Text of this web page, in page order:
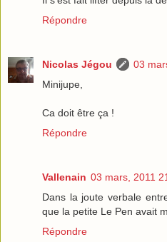
Répondre
Nicolas Jégou
03
Minijupe,
Ca doit être ça !
Répondre
Vallenain 03 mars, 2011
Dans la joute verbale
que la petite Le Pen avait
Répondre